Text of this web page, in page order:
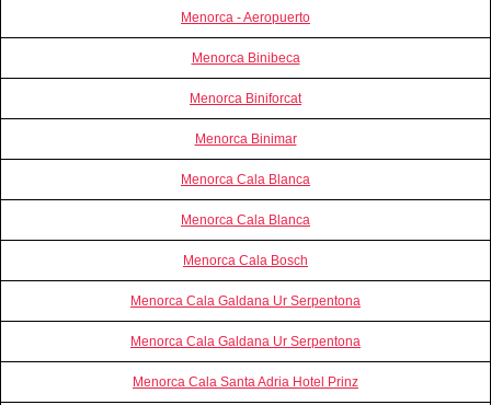
Menorca - Aeropuerto
Menorca Binibeca
Menorca Biniforcat
Menorca Binimar
Menorca Cala Blanca
Menorca Cala Blanca
Menorca Cala Bosch
Menorca Cala Galdana Ur Serpentona
Menorca Cala Galdana Ur Serpentona
Menorca Cala Santa Adria Hotel Prinz